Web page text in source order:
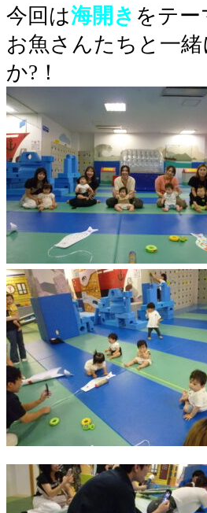
今回は海開き をテ
お魚さんたちと一
か?！